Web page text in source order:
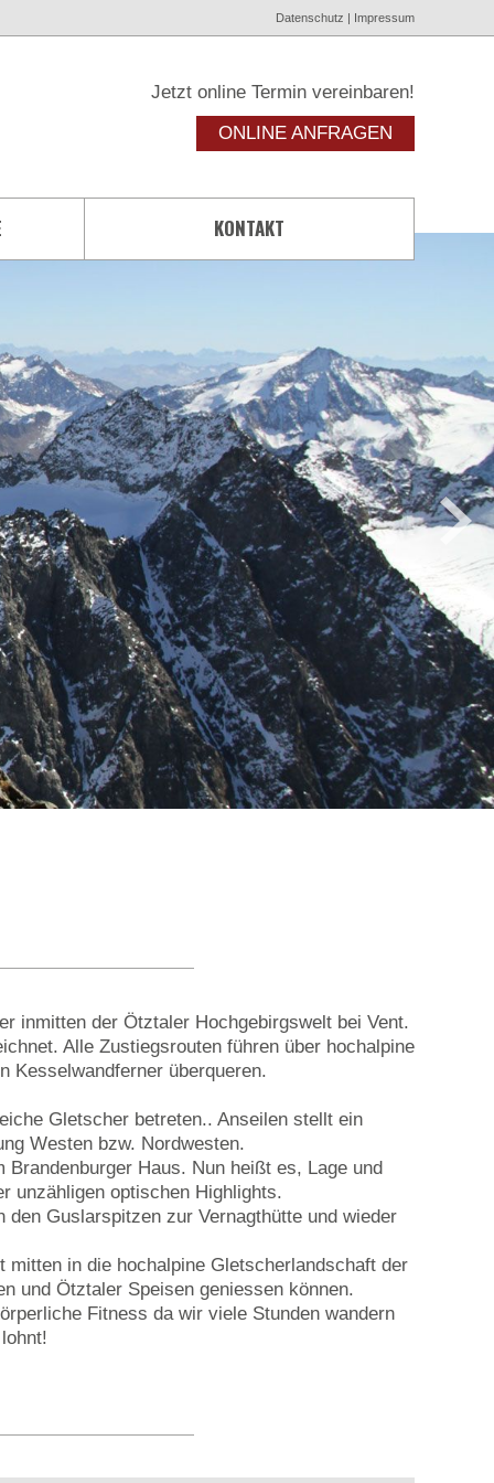
Datenschutz | Impressum
Jetzt online Termin vereinbaren!
ONLINE ANFRAGEN
KONTAKT
inmitten der Ötztaler Hochgebirgswelt bei Vent.
Alle Zustiegsrouten führen über hochalpine
Kesselwandferner überqueren.
Gletscher betreten.. Anseilen stellt ein
Westen bzw. Nordwesten.
Haus. Nun heißt es, Lage und
unzähligen optischen Highlights.
Guslarspitzen zur Vernagthütte und wieder
mitten in die hochalpine Gletscherlandschaft der
und Ötztaler Speisen geniessen können.
Fitness da wir viele Stunden wandern